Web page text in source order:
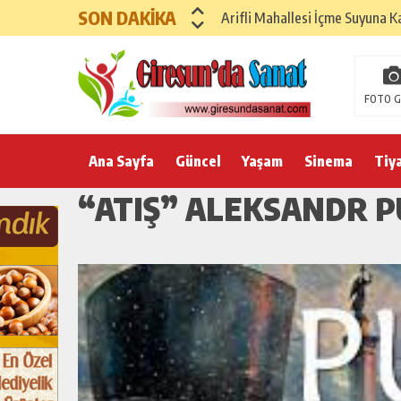
SON DAKİKA Arifli Mahallesi İçme Suyuna
FOTO
Ana Sayfa Güncel Yaşam Sinema
“ATIŞ” ALEKSANDR